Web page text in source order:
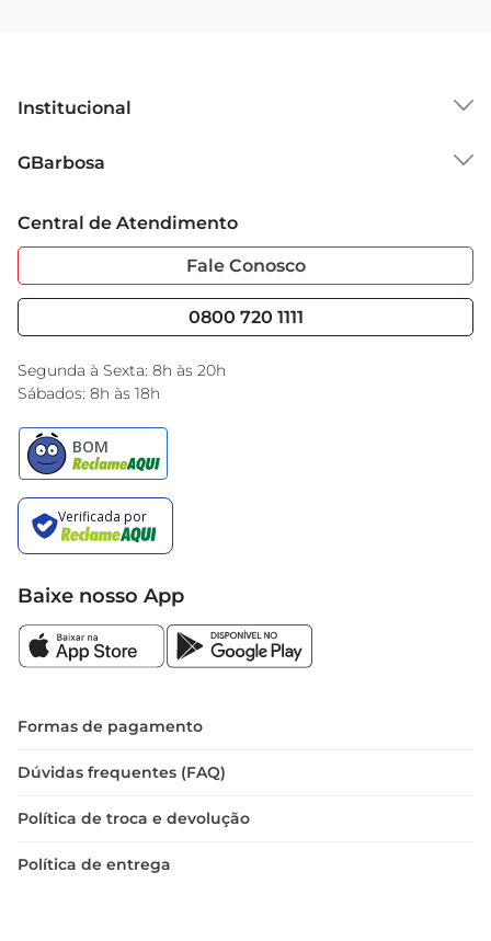
Institucional
Grupo Cencosud
Sobre Privacidade
Portal do Fornecedo
Nossas Lojas
GBarbosa
Garantia Estendida
Serviços
Black Friday
Encarte do Dia
Central de Atendimento
Fale Conosco
0800 720 1111
Segunda à Sexta: 8h às 20h
Sábados: 8h às 18h
Baixe nosso App
Formas de pagamento
Dúvidas frequentes (FAQ)
Política de troca e devolução
Política de entrega